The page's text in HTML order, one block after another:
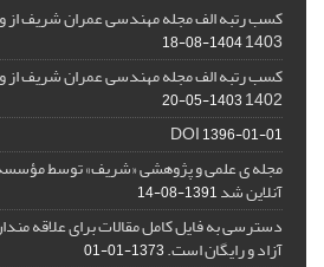
کسب رتبه الف مجله مهندسی عمران شریف از
1403
1404-08-18
کسب رتبه الف مجله مهندسی عمران شریف از
1402
1403-05-20
DOI1396-01-01
مجله ی علمی و پژوهشی «شریف» توسط مؤسسه
آنلاین شد1391-08-14
دسترسی به فایل کامل مقالات برای علاقه
آزاد و رایگان است.1373-01-01